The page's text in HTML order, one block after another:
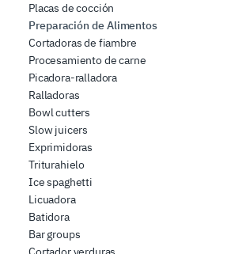
Placas de cocción
Preparación de Alimentos
Cortadoras de fiambre
Procesamiento de carne
Picadora-ralladora
Ralladoras
Bowl cutters
Slow juicers
Exprimidoras
Triturahielo
Ice spaghetti
Licuadora
Batidora
Bar groups